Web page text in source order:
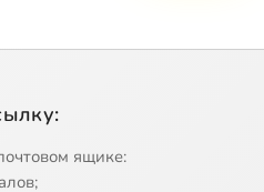
ящике: